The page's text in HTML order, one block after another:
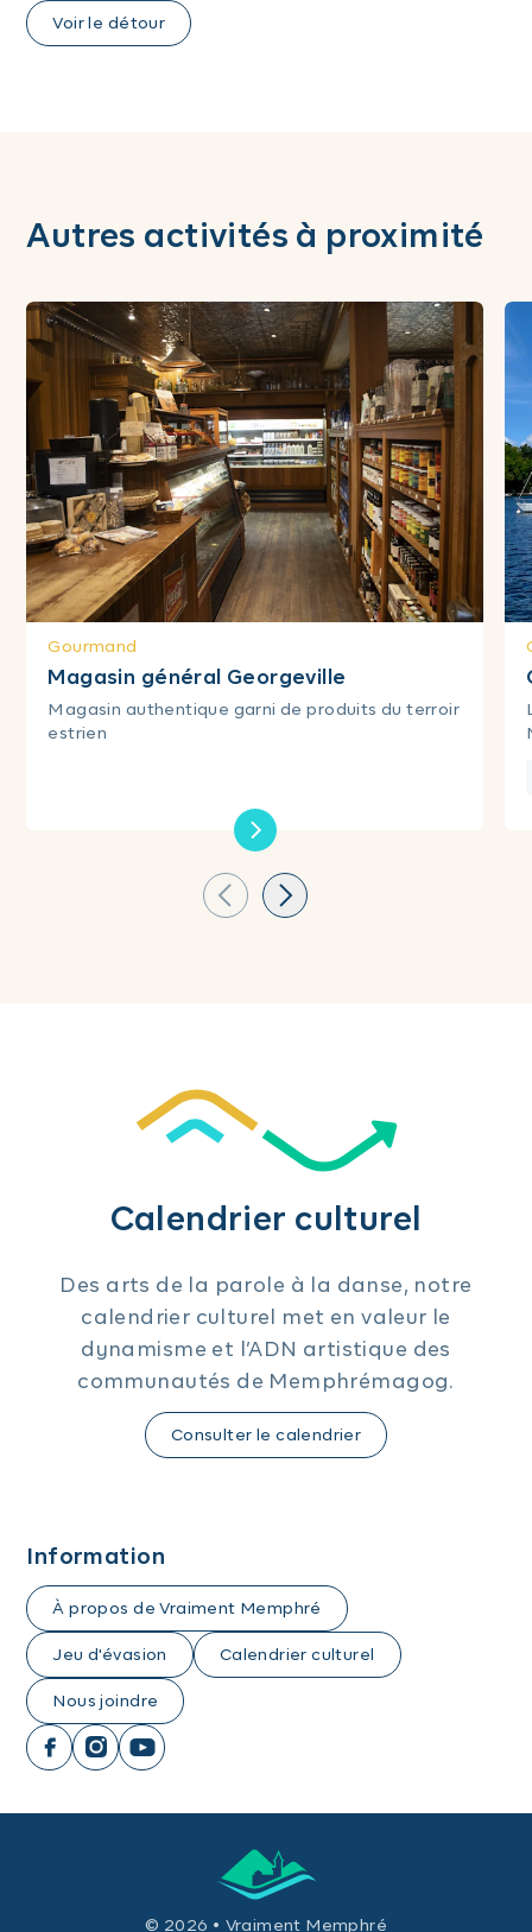
Voir le détour
Autres activités à proximité
Gourmand
Magasin général Georgeville
Magasin authentique garni de produits du terroir
estrien
Calendrier culturel
Des arts de la parole à la danse, notre
calendrier culturel met en valeur le
dynamisme et l’ADN artistique des
communautés de Memphrémagog.
Consulter le calendrier
Information
À propos de Vraiment Memphré
Jeu d'évasion Calendrier culturel
Nous joindre
© 2026 • Vraiment Memphré